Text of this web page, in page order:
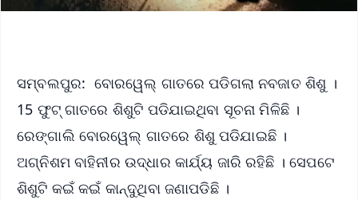
ସମ୍ବଲପୁର: ବୋରୱେଲ୍ ଗାତରେ ପଡିଗଲା ନବଜାତ ଶିଶୁ ।
15 ଫୁଟ୍ ଗାତରେ ଶିଶୁଟି ପଡିଯାଇଥିବା ସୂଚନା ମିଳିଛି ।
ରେଙ୍ଗାଲି ବୋରୱେଲ୍ ଗାତରେ ଶିଶୁ ପଡିଯାଇଛି ।
ଅଗ୍ନିଶମ ବାହିନୀର ଉଦ୍ଧାର କାର୍ଯ୍ୟ ଜାରି ରହିଛି । ସେପଟେ
ଶିଶୁଟି କଇଁ କଇଁ କାନ୍ଦୁଥିବା ଜଣାପଡିଛି ।